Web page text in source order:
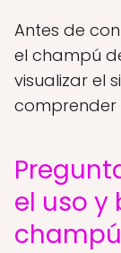
Antes de
el champú
visualizar el
comprender
el uso y